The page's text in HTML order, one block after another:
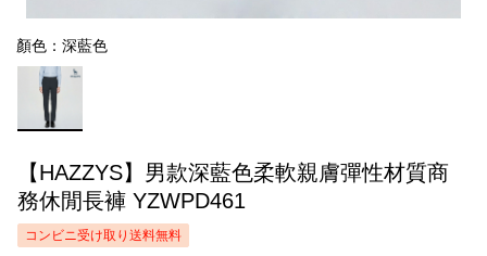
顏色：深藍色
【HAZZYS】男款深藍色柔軟親膚彈性材質商
務休閒長褲 YZWPD461
コンビニ受け取り送料無料